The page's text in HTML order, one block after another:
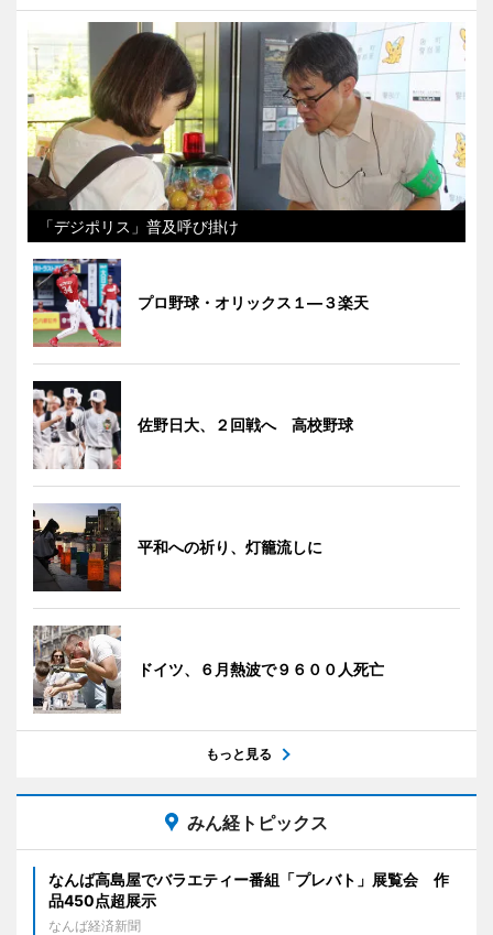
「デジポリス」普及呼び掛け
プロ野球・オリックス１―３楽天
佐野日大、２回戦へ 高校野球
平和への祈り、灯籠流しに
ドイツ、６月熱波で９６００人死亡
もっと見る
みん経トピックス
なんば高島屋でバラエティー番組「プレバト」展覧会 作
品450点超展示
なんば経済新聞